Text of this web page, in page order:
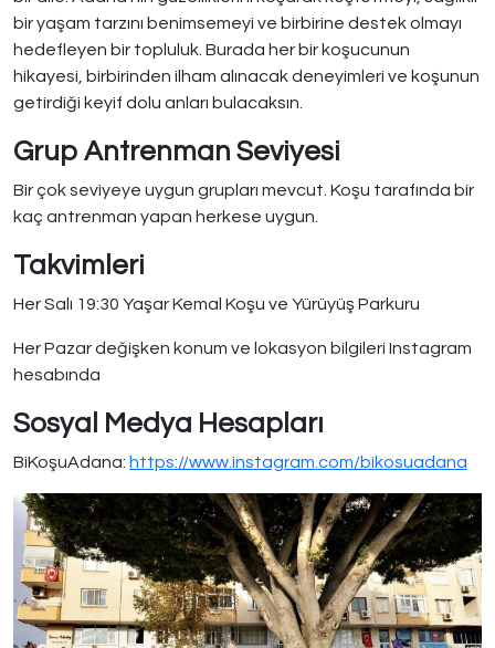
bir yaşam tarzını benimsemeyi ve birbirine destek olmayı
hedefleyen bir topluluk. Burada her bir koşucunun
hikayesi, birbirinden ilham alınacak deneyimleri ve koşunun
getirdiği keyif dolu anları bulacaksın.
Grup Antrenman Seviyesi
Bir çok seviyeye uygun grupları mevcut. Koşu tarafında bir
kaç antrenman yapan herkese uygun.
Takvimleri
Her Salı 19:30 Yaşar Kemal Koşu ve Yürüyüş Parkuru
Her Pazar değişken konum ve lokasyon bilgileri Instagram
hesabında
Sosyal Medya Hesapları
BiKoşuAdana: https://www.instagram.com/bikosuadana